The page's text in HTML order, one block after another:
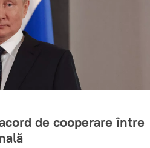
de cooperare între